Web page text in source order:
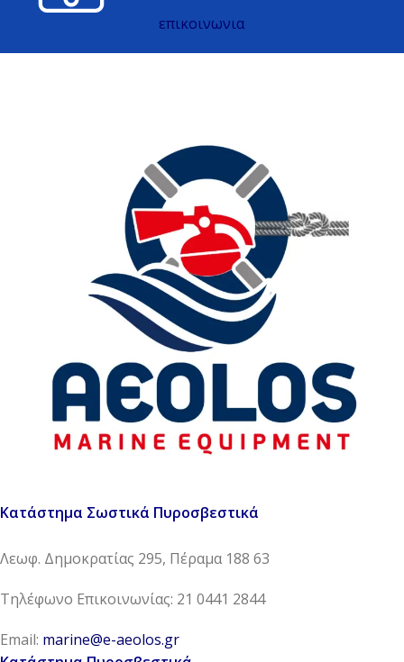
επικοινωνια
Κατάστημα Σωστικά Πυροσβεστικά
Λεωφ. Δημοκρατίας 295, Πέραμα 188 63
Τηλέφωνο Επικοινωνίας: 21 0441 2844
Email: marine@e-aeolos.gr